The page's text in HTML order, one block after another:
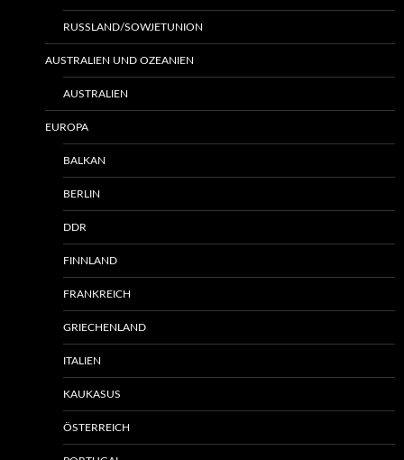
RUSSLAND/SOWJETUNION
AUSTRALIEN UND OZEANIEN
AUSTRALIEN
EUROPA
BALKAN
BERLIN
DDR
FINNLAND
FRANKREICH
GRIECHENLAND
ITALIEN
KAUKASUS
ÖSTERREICH